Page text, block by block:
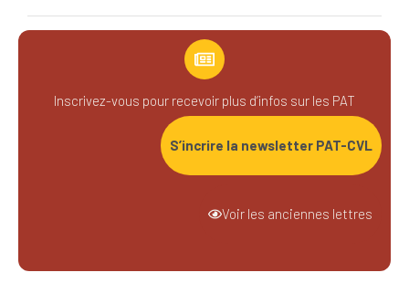
Inscrivez-vous pour recevoir plus d’infos sur les PAT
S’incrire la newsletter PAT-CVL
Voir les anciennes lettres